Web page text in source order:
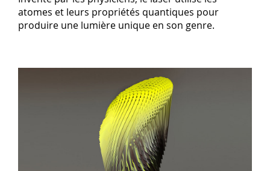
atomes et leurs propriétés quantiques pour
produire une lumière unique en son genre.